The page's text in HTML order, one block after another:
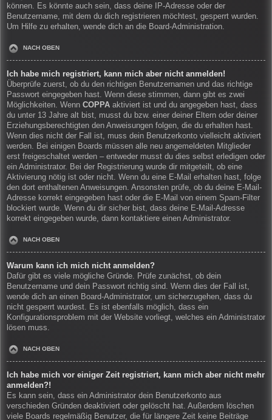
können. Es könnte auch sein, dass deine IP-Adresse oder der
Benutzername, mit dem du dich registrieren möchtest, gesperrt wurden.
Um Hilfe zu erhalten, wende dich an die Board-Administration.
NACH OBEN
Ich habe mich registriert, kann mich aber nicht anmelden!
Überprüfe zuerst, ob du den richtigen Benutzernamen und das richtige
Passwort eingegeben hast. Wenn diese stimmen, dann gibt es zwei
Möglichkeiten. Wenn COPPA aktiviert ist und du angegeben hast, dass
du unter 13 Jahre alt bist, musst du bzw. einer deiner Eltern oder deiner
Erziehungsberechtigten den Anweisungen folgen, die du erhalten hast.
Wenn dies nicht der Fall ist, muss dein Benutzerkonto vielleicht aktiviert
werden. Bei einigen Boards müssen alle neu angemeldeten Mitglieder
erst freigeschaltet werden – entweder musst du dies selbst erledigen oder
ein Administrator. Bei der Registrierung wurde dir mitgeteilt, ob eine
Aktivierung nötig ist oder nicht. Wenn du eine E-Mail erhalten hast, folge
den dort enthaltenen Anweisungen. Ansonsten prüfe, ob du deine E-Mail-
Adresse korrekt eingegeben hast oder die E-Mail von einem Spam-Filter
blockiert wurde. Wenn du dir sicher bist, dass deine E-Mail-Adresse
korrekt eingegeben wurde, dann kontaktiere einen Administrator.
NACH OBEN
Warum kann ich mich nicht anmelden?
Dafür gibt es viele mögliche Gründe. Prüfe zunächst, ob dein
Benutzername und dein Passwort richtig sind. Wenn dies der Fall ist,
wende dich an einen Board-Administrator, um sicherzugehen, dass du
nicht gesperrt wurdest. Es ist ebenfalls möglich, dass ein
Konfigurationsproblem mit der Website vorliegt, welches ein Administrator
lösen muss.
NACH OBEN
Ich habe mich vor einiger Zeit registriert, kann mich aber nicht mehr
anmelden?!
Es kann sein, dass ein Administrator dein Benutzerkonto aus
verschieden Gründen deaktiviert oder gelöscht hat. Außerdem löschen
viele Boards regelmäßig Benutzer, die für längere Zeit keine Beiträge